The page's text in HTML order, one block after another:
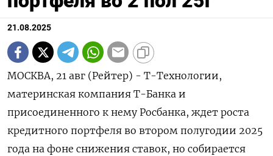
21.08.2025
МОСКВА, 21 авг (Рейтер) - Т-Технологии,
материнская компания Т-Банка и
присоединенного к нему Росбанка, ждет роста
кредитного портфеля во втором полугодии 2025
года на фоне снижения ставок, но собирается